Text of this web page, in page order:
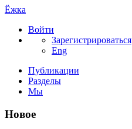
Ёжка
Войти
Зарегистрироваться
Eng
Публикации
Разделы
Мы
Новое